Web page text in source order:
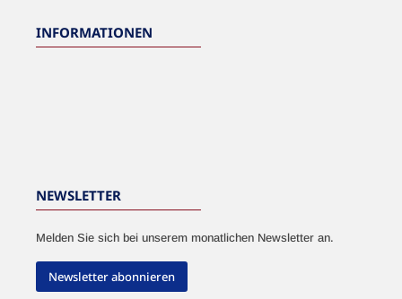
INFORMATIONEN
NEWSLETTER
Melden Sie sich bei unserem monatlichen Newsletter an.
Newsletter abonnieren